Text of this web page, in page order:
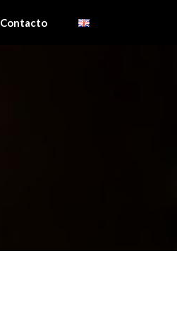
Contacto